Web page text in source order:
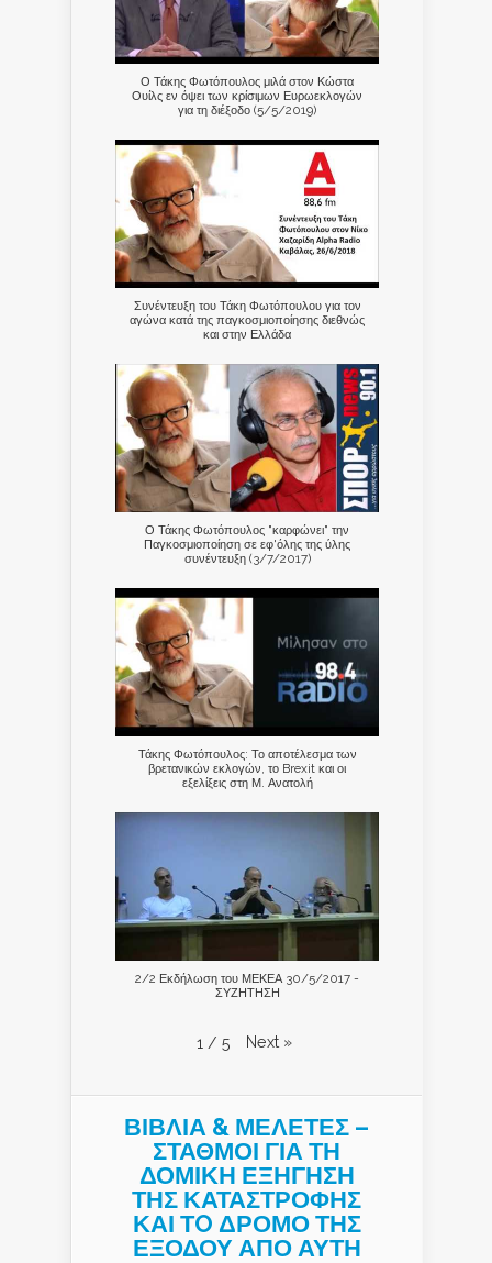
Ο Τάκης Φωτόπουλος μιλά στον Κώστα
Ουίλς εν όψει των κρίσιμων Ευρωεκλογών
για τη διέξοδο (5/5/2019)
Συνέντευξη του Τάκη Φωτόπουλου για τον
αγώνα κατά της παγκοσμιοποίησης διεθνώς
και στην Ελλάδα
Ο Τάκης Φωτόπουλος "καρφώνει" την
Παγκοσμιοποίηση σε εφ'όλης της ύλης
συνέντευξη (3/7/2017)
Τάκης Φωτόπουλος: Το αποτέλεσμα των
βρετανικών εκλογών, το Brexit και οι
εξελίξεις στη Μ. Ανατολή
2/2 Εκδήλωση του ΜΕΚΕΑ 30/5/2017 -
ΣΥΖΗΤΗΣΗ
1 / 5 Next »
ΒΙΒΛΙΑ & ΜΕΛΕΤΕΣ –
ΣΤΑΘΜΟΙ ΓΙΑ ΤΗ
ΔΟΜΙΚΗ ΕΞΗΓΗΣΗ
ΤΗΣ ΚΑΤΑΣΤΡΟΦΗΣ
ΚΑΙ ΤO ΔΡΟΜΟ ΤΗΣ
ΕΞΟΔΟΥ ΑΠΟ ΑΥΤΗ